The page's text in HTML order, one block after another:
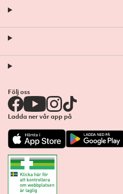
Följ oss
Ladda ner vår app på